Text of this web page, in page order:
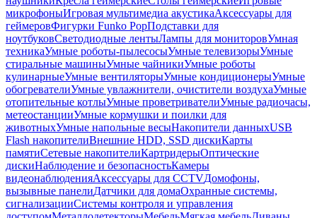
микрофоныИгровая мультимедиа акустикаАксессуары для
геймеровФигурки Funko PopПодставки для
ноутбуковСветодиодные лентыЛампы для мониторовУмная
техникаУмные роботы-пылесосыУмные телевизорыУмные
стиральные машиныУмные чайникиУмные роботы
кулинарныеУмные вентиляторыУмные кондиционерыУмные
обогревателиУмные увлажнители, очистители воздухаУмные
отопительные котлыУмные проветривателиУмные радиочасы,
метеостанцииУмные кормушки и поилки для
животныхУмные напольные весыНакопители данныхUSB
Flash накопителиВнешние HDD, SSD дискиКарты
памятиСетевые накопителиКартридерыОптические
дискиНаблюдение и безопасностьКамеры
видеонаблюденияАксессуары для CCTVДомофоны,
вызывные панелиДатчики для домаОхранные системы,
сигнализацииСистемы контроля и управления